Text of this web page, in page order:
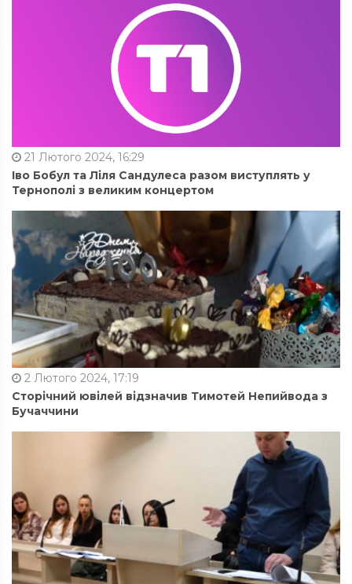
21 Лютого 2024, 16:29
Іво Бобул та Ліля Сандулеса разом виступлять у
Тернополі з великим концертом
2 Лютого 2024, 17:19
Сторічний ювілей відзначив Тимотей Непийвода з
Бучаччини